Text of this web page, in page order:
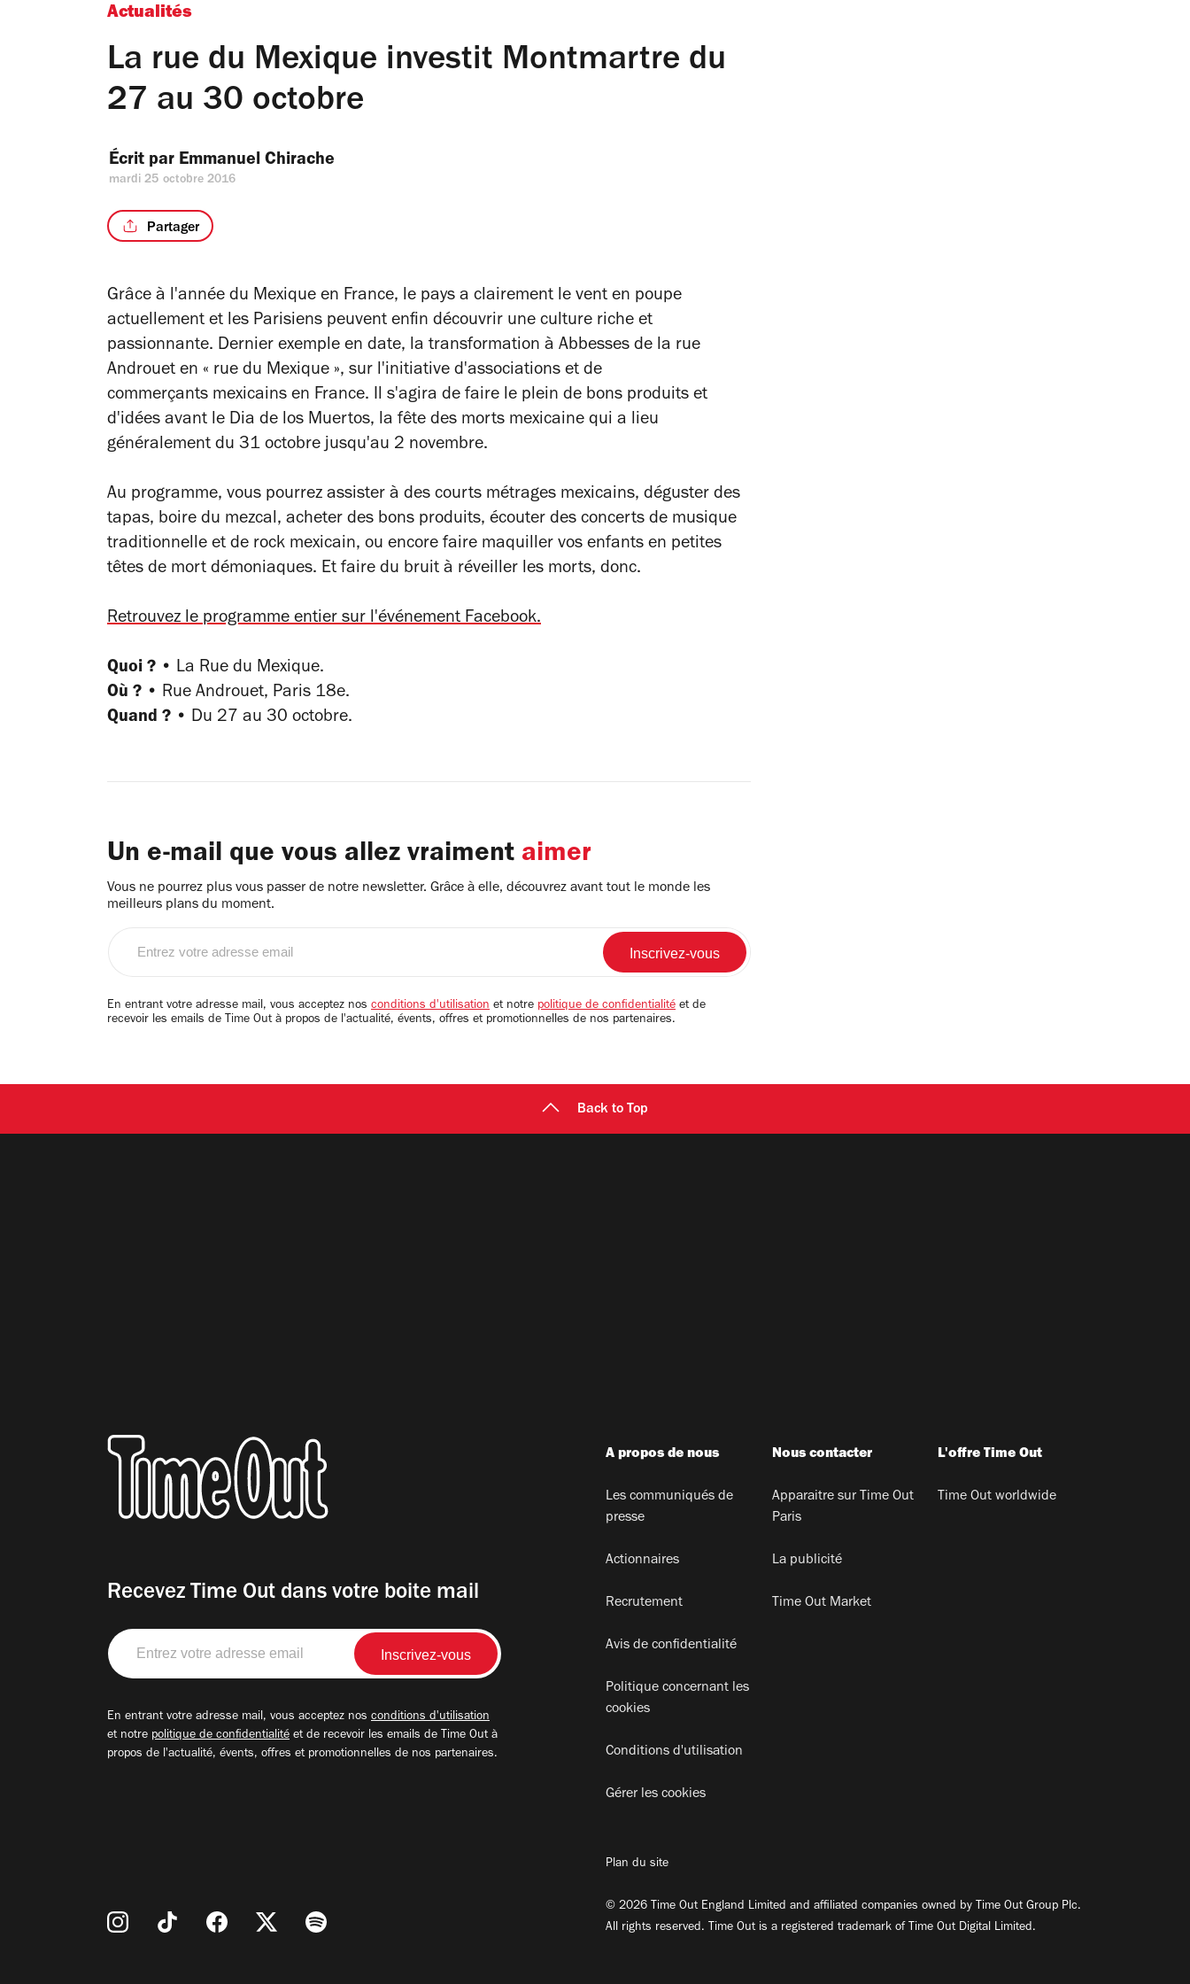
Actualités
La rue du Mexique investit Montmartre du
27 au 30 octobre
Écrit par Emmanuel Chirache
mardi 25 octobre 2016
Partager
Grâce à l'année du Mexique en France, le pays a clairement le vent en poupe
actuellement et les Parisiens peuvent enfin découvrir une culture riche et
passionnante. Dernier exemple en date, la transformation à Abbesses de la rue
Androuet en « rue du Mexique », sur l'initiative d'associations et de
commerçants mexicains en France. Il s'agira de faire le plein de bons produits et
d'idées avant le Dia de los Muertos, la fête des morts mexicaine qui a lieu
généralement du 31 octobre jusqu'au 2 novembre.
Au programme, vous pourrez assister à des courts métrages mexicains, déguster des
tapas, boire du mezcal, acheter des bons produits, écouter des concerts de musique
traditionnelle et de rock mexicain, ou encore faire maquiller vos enfants en petites
têtes de mort démoniaques. Et faire du bruit à réveiller les morts, donc.
Retrouvez le programme entier sur l'événement Facebook.
Quoi ? • La Rue du Mexique.
Où ? • Rue Androuet, Paris 18e.
Quand ? • Du 27 au 30 octobre.
Un e-mail que vous allez vraiment aimer
Vous ne pourrez plus vous passer de notre newsletter. Grâce à elle, découvrez avant tout le monde les
meilleurs plans du moment.
email
En entrant votre adresse mail, vous acceptez nos conditions d'utilisation et notre politique de confidentialité et de
recevoir les emails de Time Out à propos de l'actualité, évents, offres et promotionnelles de nos partenaires.
Back to Top
Recevez Time Out dans votre boite mail
Entrez
votre
adresse
En entrant votre adresse mail, vous acceptez nos conditions d'utilisation
et notre politique de confidentialité et de recevoir les emails de Time Out à
propos de l'actualité, évents, offres et promotionnelles de nos partenaires.
A propos de nous
Les communiqués de
presse
Actionnaires
Recrutement
Avis de confidentialité
Politique concernant les
cookies
Conditions d'utilisation
Gérer les cookies
Nous contacter
Apparaitre sur Time Out
Paris
La publicité
Time Out Market
L'offre Time Out
Time Out worldwide
Plan du site
© 2026 Time Out England Limited and affiliated companies owned by Time Out Group Plc.
All rights reserved. Time Out is a registered trademark of Time Out Digital Limited.